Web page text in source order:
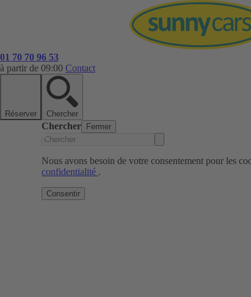
01 70 70 96 53
à partir de 09:00 Contact
Réserver Chercher
Chercher Fermer
Nous avons besoin de votre consentement pour les
confidentialité .
Consentir